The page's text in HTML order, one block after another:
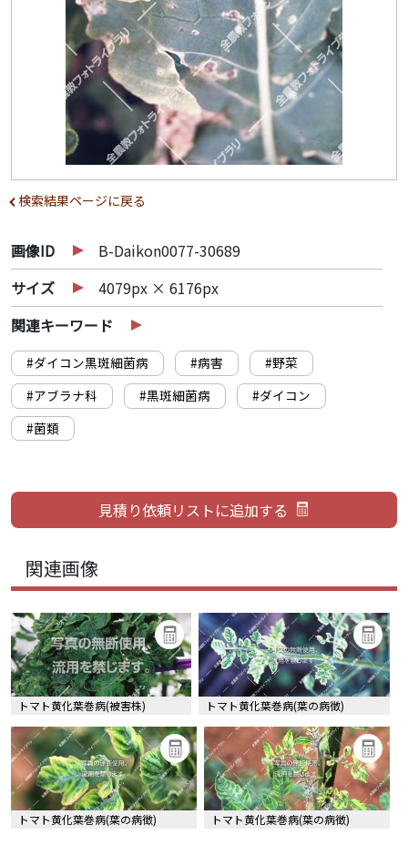
検索結果ページに戻る
画像ID
B-Daikon0077-30689
サイズ
4079px × 6176px
関連キーワード
#ダイコン黒斑細菌病 #病害
#野菜
#アブラナ科
#黒斑細菌病
#ダイコン
#菌類
関連画像
トマト黄化葉巻病(被害株) トマト黄化葉巻病(葉の病徴)
トマト黄化葉巻病(葉の病徴) トマト黄化葉巻病(葉の病徴)